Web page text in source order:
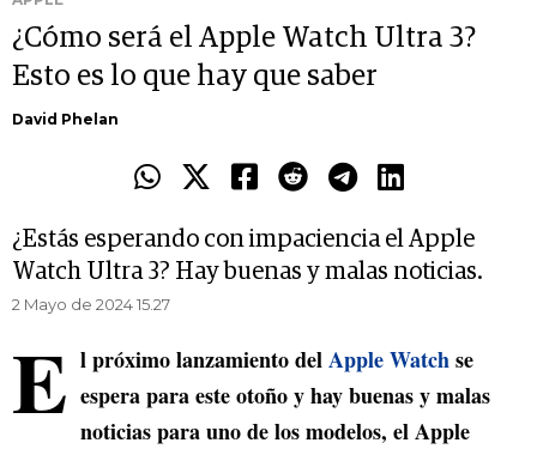
¿Cómo será el Apple Watch Ultra 3?
Esto es lo que hay que saber
David Phelan
¿Estás esperando con impaciencia el Apple
Watch Ultra 3? Hay buenas y malas noticias.
2 Mayo de 2024 15.27
E l próximo lanzamiento delApple Watchse
espera para este otoño y hay buenas y malas
noticias para uno de los modelos, el Apple